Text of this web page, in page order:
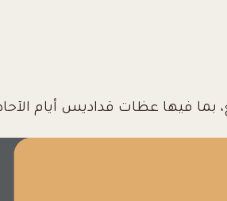
فيها عظات قداديس أيام